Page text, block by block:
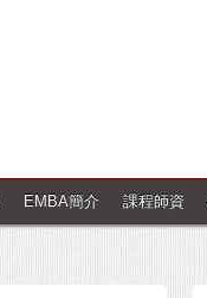
EMBA簡介 課程師資